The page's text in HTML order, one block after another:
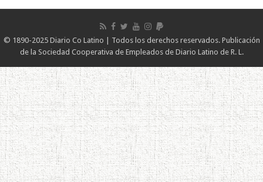
© 1890-2025 Diario Co Latino | Todos los derechos reservados. Publicación
de la Sociedad Cooperativa de Empleados de Diario Latino de R. L.